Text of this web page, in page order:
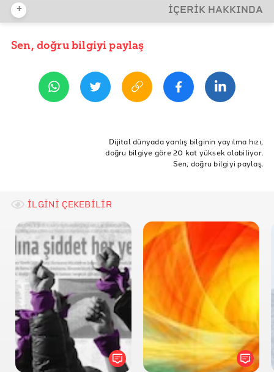
İDDİA KAYNAĞI
REFERANSLAR
İddia Bağlantısı
+ İÇERİK HAKKINDA
YAYIN TARİHİ
Sen, doğru bilgiyi paylaş
Dijital dünyada yanlış bilginin yayılma hızı,
doğru bilgiye göre 20 kat yüksek olabiliyor.
Sen, doğru bilgiyi paylaş.
İLGİNİ ÇEKEBİLİR